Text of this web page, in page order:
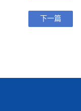
下一篇